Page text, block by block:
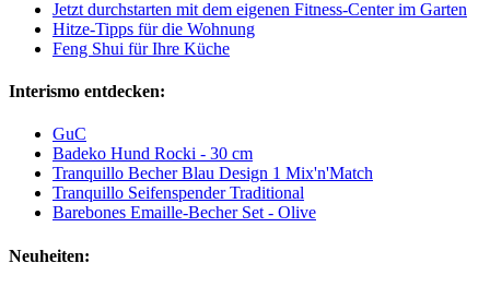
Jetzt durchstarten mit dem eigenen Fitness-Center im Garten
Hitze-Tipps für die Wohnung
Feng Shui für Ihre Küche
Interismo entdecken:
GuC
Badeko Hund Rocki - 30 cm
Tranquillo Becher Blau Design 1 Mix'n'Match
Tranquillo Seifenspender Traditional
Barebones Emaille-Becher Set - Olive
Neuheiten: